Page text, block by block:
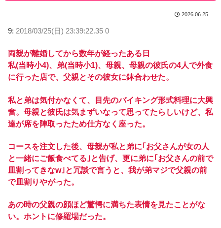
2026.06.25
9: 2018/03/25(日) 23:39:22.35 0
両親が離婚してから数年が経ったある日
私(当時小4)、弟(当時小1)、母親、母親の彼氏の4人で外食
に行った店で、父親とその彼女に鉢合わせた。
私と弟は気付かなくて、目先のバイキング形式料理に大興
奮。母親と彼氏は気まずいなって思ってたらしいけど、私
達が席を陣取ったため仕方なく座った。
コースを注文した後、母親が私と弟に｢お父さんが女の人
と一緒にご飯食べてる｣と告げ、更に弟に｢お父さんの前で
皿割ってきなw｣と冗談で言うと、我が弟マジで父親の前
で皿割りやがった。
あの時の父親の顔ほど驚愕に満ちた表情を見たことがな
い。ホントに修羅場だった。